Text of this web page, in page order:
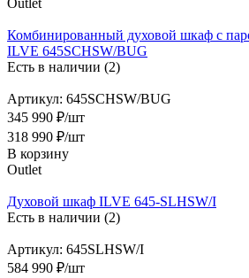
Комбинированный духовой шкаф с
ILVE 645SCHSW/BUG
Есть в наличии (2)
Артикул: 645SCHSW/BUG
345 990 ₽/шт
318 990 ₽/шт
В корзину
Outlet
Духовой шкаф ILVE 645-SLHSW/I
Есть в наличии (2)
Артикул: 645SLHSW/I
584 990 ₽/шт